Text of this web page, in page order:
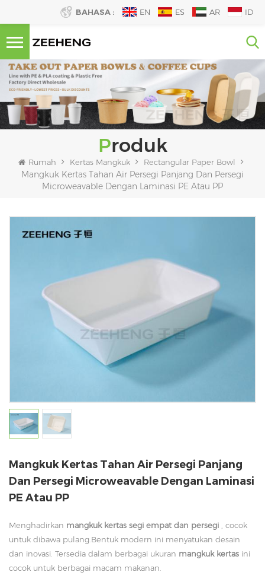
BAHASA : EN ES AR ID
Produk
Rumah Kertas Mangkuk Rectangular Paper Bowl
Mangkuk Kertas Tahan Air Persegi Panjang Dan Persegi
Microweavable Dengan Laminasi PE Atau PP
Mangkuk Kertas Tahan Air Persegi Panjang
Dan Persegi Microweavable Dengan Laminasi
PE Atau PP
Menghadirkan mangkuk kertas segi empat dan persegi
, cocok
untuk dibawa pulang.Bentuk modern ini menyatukan desain
dan inovasi. Tersedia dalam berbagai ukuran mangkuk kertas ini
cocok untuk berbagai macam makanan.